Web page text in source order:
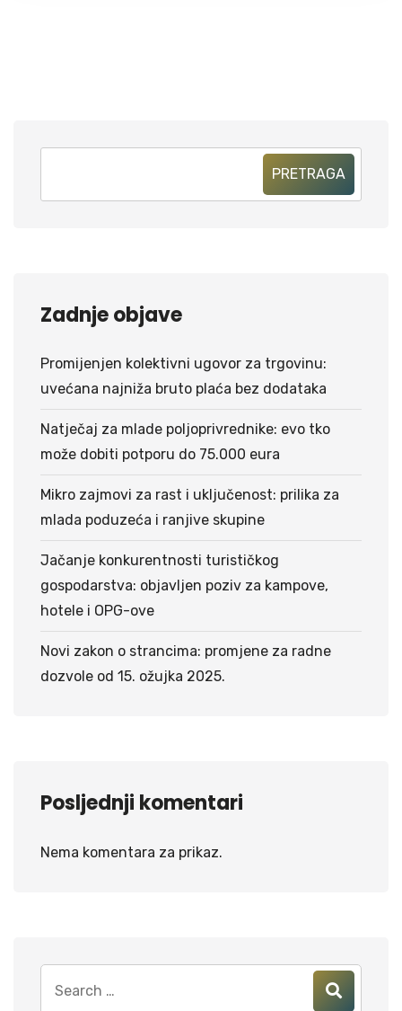
PRETRAGA
Zadnje objave
Promijenjen kolektivni ugovor za trgovinu:
uvećana najniža bruto plaća bez dodataka
Natječaj za mlade poljoprivrednike: evo tko
može dobiti potporu do 75.000 eura
Mikro zajmovi za rast i uključenost: prilika za
mlada poduzeća i ranjive skupine
Jačanje konkurentnosti turističkog
gospodarstva: objavljen poziv za kampove,
hotele i OPG-ove
Novi zakon o strancima: promjene za radne
dozvole od 15. ožujka 2025.
Posljednji komentari
Nema komentara za prikaz.